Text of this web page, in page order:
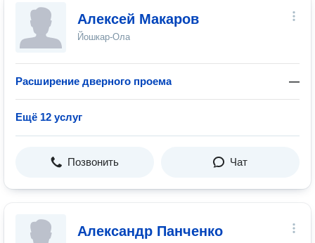
Алексей Макаров
Йошкар-Ола
Расширение дверного проема —
Ещё 12 услуг
Позвонить Чат
Александр Панченко